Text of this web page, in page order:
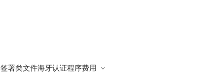
签署类文件海牙认证程序费用